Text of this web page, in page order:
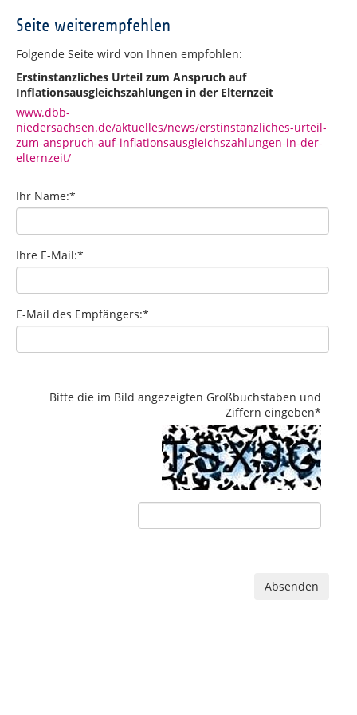
Seite weiterempfehlen
Folgende Seite wird von Ihnen empfohlen:
Erstinstanzliches Urteil zum Anspruch auf
Inflationsausgleichszahlungen in der Elternzeit
www.dbb-
niedersachsen.de/aktuelles/news/erstinstanzliches-urteil-
zum-anspruch-auf-inflationsausgleichszahlungen-in-der-
elternzeit/
Ihr Name:*
Ihre E-Mail:*
E-Mail des Empfängers:*
Bitte die im Bild angezeigten Großbuchstaben und
Ziffern eingeben*
Absenden